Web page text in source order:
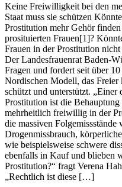
Keine Freiwilligkeit bei den
Staat muss sie schützen
Prostitution mehr Gehör
prosituierten Frauen[1]?
Frauen in der Prostitution
Der Landesfrauenrat Baden-
Fragen und fordert seit über
Nordischen Modell, das
schützt und unterstützt. „Einer
Prostitution ist die
mehrheitlich freiwillig in der
die massiven Folgemissstände
Drogenmissbrauch,
wie beispielsweise schwere
ebenfalls in Kauf und blieben
Prostitution?“ fragt Verena
„Rechtlich ist diese […]